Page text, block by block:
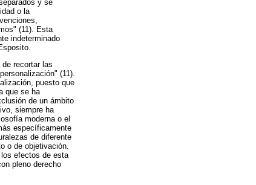
y se
o la
(11). Esta
indeterminado
recortar las
(11).
puesto que
que se ha
de un ámbito
siempre ha
moderna o el
específicamente
de diferente
o de objetivación.
efectos de esta
pleno derecho